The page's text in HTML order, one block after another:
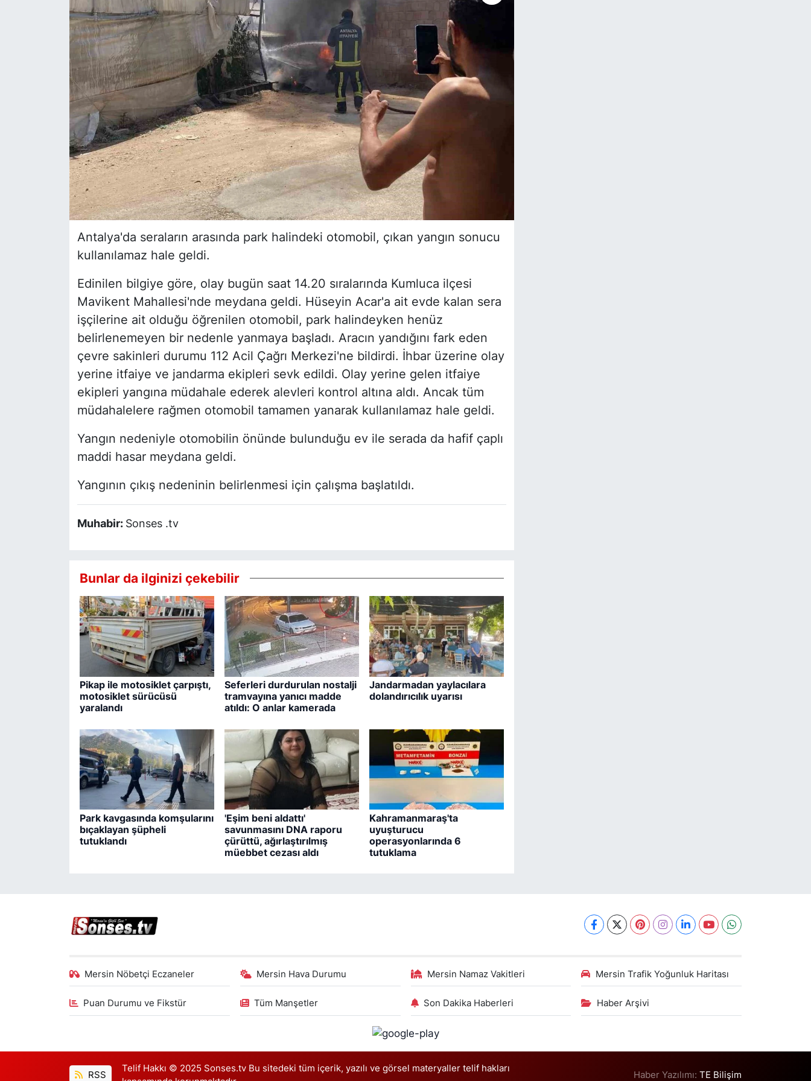
Antalya'da seraların arasında park halindeki otomobil, çıkan yangın sonucu
kullanılamaz hale geldi.
Edinilen bilgiye göre, olay bugün saat 14.20 sıralarında Kumluca ilçesi
Mavikent Mahallesi'nde meydana geldi. Hüseyin Acar'a ait evde kalan sera
işçilerine ait olduğu öğrenilen otomobil, park halindeyken henüz
belirlenemeyen bir nedenle yanmaya başladı. Aracın yandığını fark eden
çevre sakinleri durumu 112 Acil Çağrı Merkezi'ne bildirdi. İhbar üzerine olay
yerine itfaiye ve jandarma ekipleri sevk edildi. Olay yerine gelen itfaiye
ekipleri yangına müdahale ederek alevleri kontrol altına aldı. Ancak tüm
müdahalelere rağmen otomobil tamamen yanarak kullanılamaz hale geldi.
Yangın nedeniyle otomobilin önünde bulunduğu ev ile serada da hafif çaplı
maddi hasar meydana geldi.
Yangının çıkış nedeninin belirlenmesi için çalışma başlatıldı.
Muhabir: Sonses .tv
Bunlar da ilginizi çekebilir
Pikap ile motosiklet çarpıştı,
motosiklet sürücüsü
yaralandı
Seferleri durdurulan nostalji
tramvayına yanıcı madde
atıldı: O anlar kamerada
Jandarmadan yaylacılara
dolandırıcılık uyarısı
Park kavgasında komşularını
bıçaklayan şüpheli
tutuklandı
'Eşim beni aldattı'
savunmasını DNA raporu
çürüttü, ağırlaştırılmış
müebbet cezası aldı
Kahramanmaraş'ta
uyuşturucu
operasyonlarında 6
tutuklama
Mersin Nöbetçi Eczaneler Mersin Hava Durumu Mersin Namaz Vakitleri Mersin Trafik Yoğunluk Haritası
Puan Durumu ve Fikstür Tüm Manşetler Son Dakika Haberleri Haber Arşivi
RSS
Telif Hakkı © 2025 Sonses.tv Bu sitedeki tüm içerik, yazılı ve görsel materyaller telif hakları
Haber Yazılımı:TE Bilişim
Siyaset
YEREL HABER
Haberde insan